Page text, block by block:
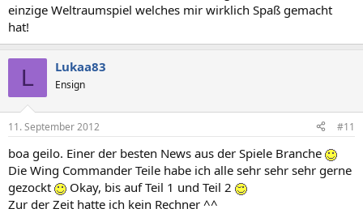
einzige Weltraumspiel welches mir wirklich Spaß gemacht
hat!
L Lukaa83
Ensign
11. September 2012 #11
boa geilo. Einer der besten News aus der Spiele Branche
Die Wing Commander Teile habe ich alle sehr sehr sehr gerne
gezockt
Okay, bis auf Teil 1 und Teil 2
Zur der Zeit hatte ich kein Rechner ^^